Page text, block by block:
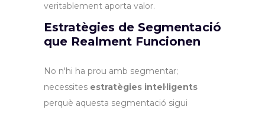
veritablement aporta valor.
Estratègies de Segmentació
que Realment Funcionen
No n'hi ha prou amb segmentar;
necessites estratègies intel·ligents
perquè aquesta segmentació sigui